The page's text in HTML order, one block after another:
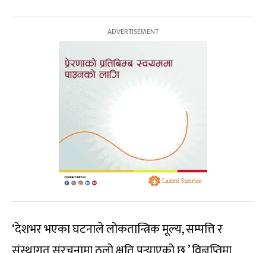
‘देशभर भएका घटनाले लोकतान्त्रिक मूल्य, सम्पत्ति र